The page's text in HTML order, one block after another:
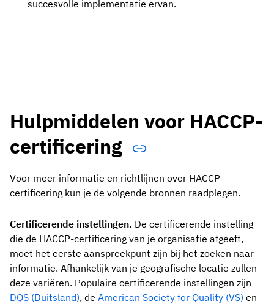
succesvolle implementatie ervan.
Hulpmiddelen voor HACCP-
certificering
Voor meer informatie en richtlijnen over HACCP-
certificering kun je de volgende bronnen raadplegen.
Certificerende instellingen. De certificerende instelling
die de HACCP-certificering van je organisatie afgeeft,
moet het eerste aanspreekpunt zijn bij het zoeken naar
informatie. Afhankelijk van je geografische locatie zullen
deze variëren. Populaire certificerende instellingen zijn
DQS (Duitsland), de American Society for Quality (VS) en